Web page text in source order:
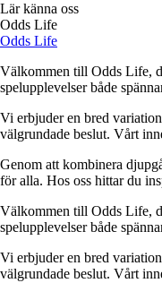
Lär känna oss
Odds Life
Odds Life
Välkommen till Odds Life,
spelupplevelser både
Vi erbjuder en bred
välgrundade beslut. Vårt
Genom att kombinera
för alla. Hos oss hittar du
Välkommen till Odds Life,
spelupplevelser både
Vi erbjuder en bred
välgrundade beslut. Vårt